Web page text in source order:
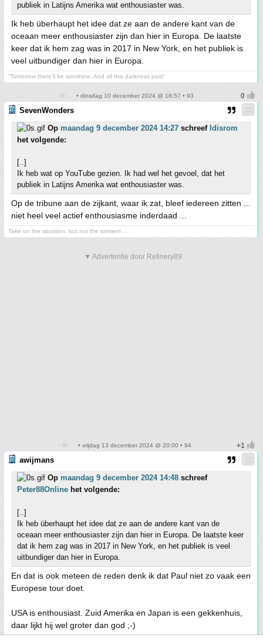
publiek in Latijns Amerika wat enthousiaster was.
Ik heb überhaupt het idee dat ze aan de andere kant van de
oceaan meer enthousiaster zijn dan hier in Europa. De laatste
keer dat ik hem zag was in 2017 in New York, en het publiek is
veel uitbundiger dan hier in Europa.
“Tomorrow there’ll be sunshine, And all this darkness past”
• dinsdag 10 december 2024 @ 18:57 • 93
SevenWonders
Op maandag 9 december 2024 14:27 schreef Idisrom
het volgende:
[..]
Ik heb wat op YouTube gezien. Ik had wel het gevoel, dat het
publiek in Latijns Amerika wat enthousiaster was.
Op de tribune aan de zijkant, waar ik zat, bleef iedereen zitten ...
niet heel veel actief enthousiasme inderdaad ...
Take on the situation, but not the torment ...
▼ Advertentie door Refinery89
• vrijdag 13 december 2024 @ 20:00 • 94
awijmans
Op maandag 9 december 2024 14:48 schreef
Peter88Online het volgende:
[..]
Ik heb überhaupt het idee dat ze aan de andere kant van de
oceaan meer enthousiaster zijn dan hier in Europa. De laatste keer
dat ik hem zag was in 2017 in New York, en het publiek is veel
uitbundiger dan hier in Europa.
En dat is ook meteen de reden denk ik dat Paul niet zo vaak een
Europese tour doet.
USA is enthousiast. Zuid Amerika en Japan is een gekkenhuis,
daar lijkt hij wel groter dan god ;-)